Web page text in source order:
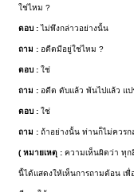
ใช่ไหม ?
ตอบ :ไม่พึงกล่าวอย่างนั้น
ถาม : อดีตมีอยู่ใช่ไหม ?
ตอบ :ใช่
ถาม : อดีต ดับแล้ว พ้นไปแล้ว แ
ตอบ :ใช่
ถาม :ถ้าอย่างนั้น ท่านก็ไม่ควร
( หมายเหตุ :ความเห็นผิดว่า ทุก
นี้ได้แสดงให้เห็นการถามต้อน เพื่